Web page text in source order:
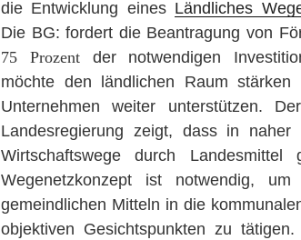
die Entwicklung eines Ländliches
Die BG: fordert die Beantragung von
75 Prozent der notwendigen
möchte den ländlichen Raum stärken
Unternehmen weiter unterstützen.
Landesregierung zeigt, dass in naher
Wirtschaftswege durch Landesmittel
Wegenetzkonzept ist notwendig,
gemeindlichen Mitteln in die
objektiven Gesichtspunkten zu